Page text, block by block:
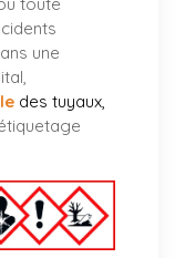
une
des tuyaux,